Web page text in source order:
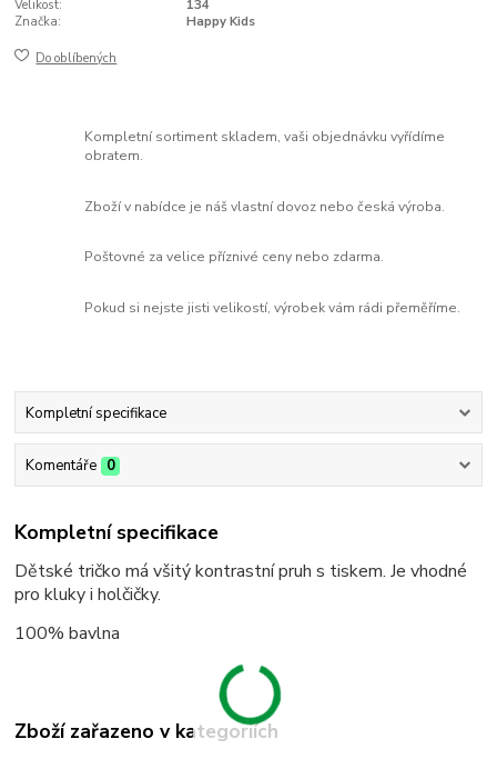
Velikost:
134
Značka:
Happy Kids
Do oblíbených
Kompletní sortiment skladem, vaši objednávku vyřídíme
obratem.
Zboží v nabídce je náš vlastní dovoz nebo česká výroba.
Poštovné za velice příznivé ceny nebo zdarma.
Pokud si nejste jisti velikostí, výrobek vám rádi přeměříme.
Kompletní specifikace
Komentáře 0
Kompletní specifikace
Dětské tričko má všitý kontrastní pruh s tiskem. Je vhodné
pro kluky i holčičky.
100% bavlna
Zboží zařazeno v kategoriích